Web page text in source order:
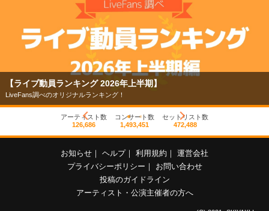
【ライブ動員ランキング 2026年上半期】
LiveFans調べのオリジナルランキング！
アーティスト数
126,686
コンサート数
1,493,451
セットリスト数
472,488
お知らせ ヘルプ 利用規約
運営会社
プライバシーポリシー
お問い合わせ
投稿のガイドライン
アーティスト・公演主催者の方へ